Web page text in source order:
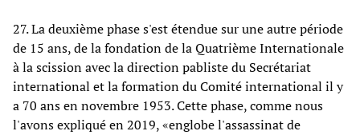
27. La deuxième phase s'est étendue sur une autre période
de 15 ans, de la fondation de la Quatrième Internationale
à la scission avec la direction pabliste du Secrétariat
international et la formation du Comité international il y
a 70 ans en novembre 1953. Cette phase, comme nous
l'avons expliqué en 2019, «englobe l'assassinat de